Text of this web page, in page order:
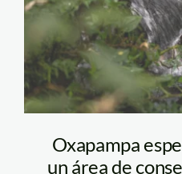
Perez
Oxapampa
un área de